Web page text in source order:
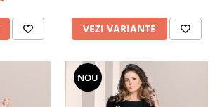
VEZI VARIANTE
NOU